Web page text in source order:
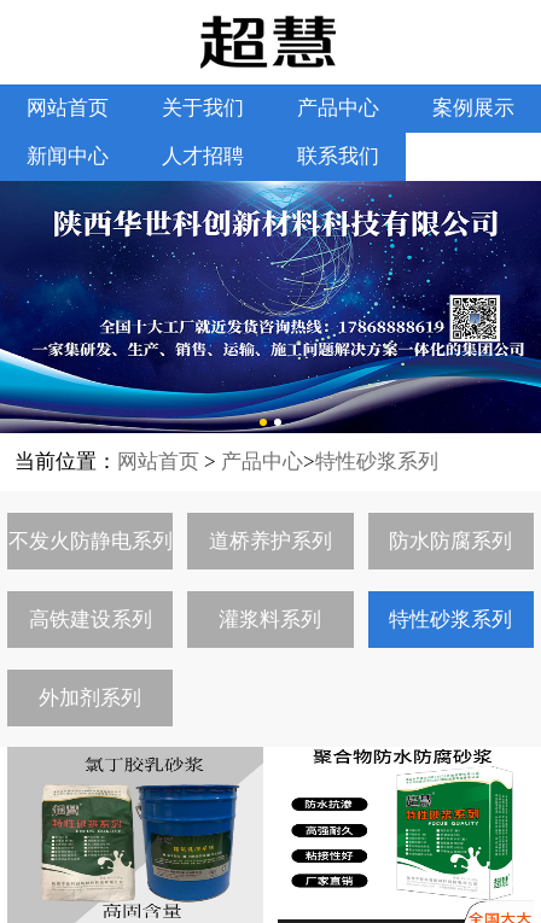
网站首页 关于我们 产品中心 案例展示
新闻中心 人才招聘 联系我们
当前位置： 网站首页> 产品中心>特性砂浆系列
不发火防静电系列 道桥养护系列 防水防腐系列
高铁建设系列 灌浆料系列 特性砂浆系列
外加剂系列